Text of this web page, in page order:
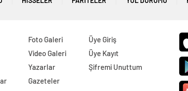
kendi adına
anlatıldığı
bu perspektifte